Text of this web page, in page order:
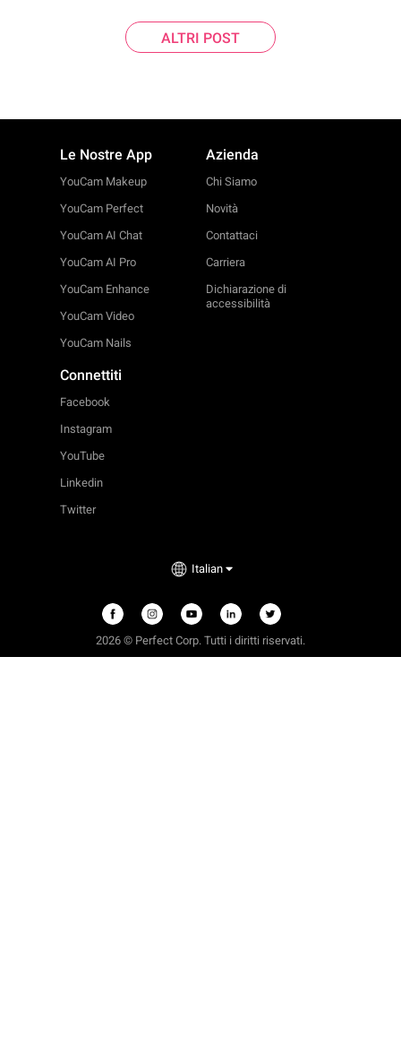
ALTRI POST
Le Nostre App
YouCam Makeup
YouCam Perfect
YouCam AI Chat
YouCam AI Pro
YouCam Enhance
YouCam Video
YouCam Nails
Azienda
Chi Siamo
Novità
Contattaci
Carriera
Dichiarazione di
accessibilità
Connettiti
Facebook
Instagram
YouTube
Linkedin
Twitter
Italian
2026 © Perfect Corp. Tutti i diritti riservati.